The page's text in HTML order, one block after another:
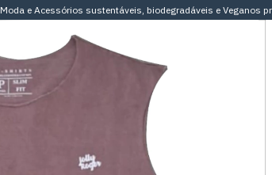
Moda e Acessórios sustentáveis, biodegradáveis e Veganos